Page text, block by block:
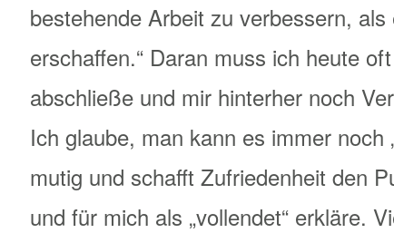
bestehende Arbeit zu verbessern,
erschaffen.“ Daran muss ich heute
abschließe und mir hinterher noch
Ich glaube, man kann es immer noch
mutig und schafft Zufriedenheit den
und für mich als „vollendet“ erkläre.